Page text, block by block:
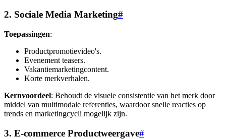
2. Sociale Media Marketing#
Toepassingen:
Productpromotievideo's.
Evenement teasers.
Vakantiemarketingcontent.
Korte merkverhalen.
Kernvoordeel: Behoudt de visuele consistentie van het merk door
middel van multimodale referenties, waardoor snelle reacties op
trends en marketingcycli mogelijk zijn.
3. E-commerce Productweergave#